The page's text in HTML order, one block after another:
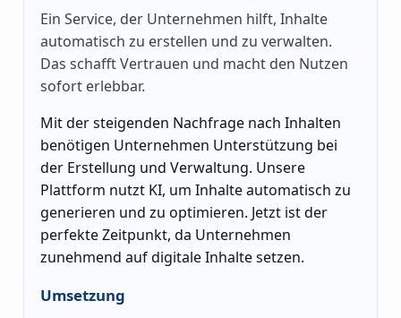
Ein Service, der Unternehmen hilft, Inhalte
automatisch zu erstellen und zu verwalten.
Das schafft Vertrauen und macht den Nutzen
sofort erlebbar.
Mit der steigenden Nachfrage nach Inhalten
benötigen Unternehmen Unterstützung bei
der Erstellung und Verwaltung. Unsere
Plattform nutzt KI, um Inhalte automatisch zu
generieren und zu optimieren. Jetzt ist der
perfekte Zeitpunkt, da Unternehmen
zunehmend auf digitale Inhalte setzen.
Umsetzung